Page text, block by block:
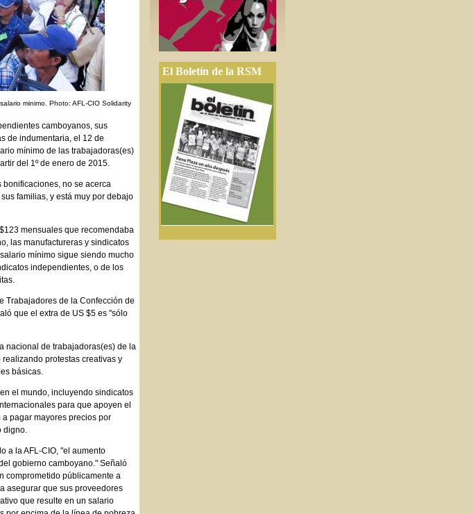
minimo. Photo: AFL-CIO Solidarity
camboyanos, sus
de indumentaria, el 12 de
mínimo de las trabajadoras(es)
del 1º de enero de 2015.
no se acerca
familias, y está muy por debajo
mensuales que recomendaba
las manufactureras y sindicatos
mínimo sigue siendo mucho
independientes, o de los
Trabajadores de la Confección de
que el extra de US $5 es "sólo
nacional de trabajadoras(es) de la
protestas creativas y
básicas.
el mundo, incluyendo sindicatos
para que apoyen el
pagar mayores precios por
digno.
a la AFL-CIO, "el aumento
gobierno camboyano." Señaló
comprometido públicamente a
asegurar que sus proveedores
que resulte en un salario
El Boletín de la RSM